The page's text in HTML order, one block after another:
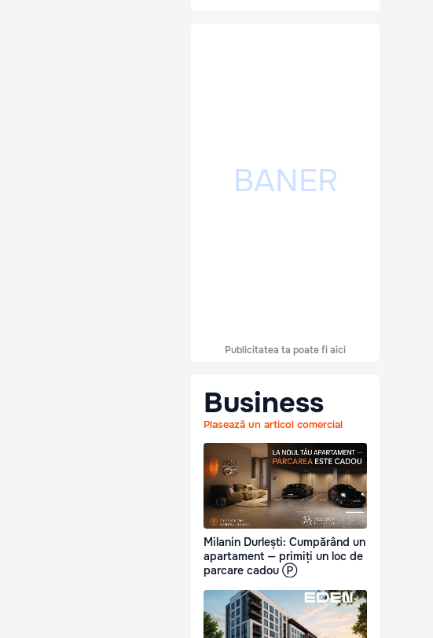
Publicitatea ta poate fi aici
Business
Plasează un articol comercial
Milanin Durlești: Cumpărând un
apartament — primiți un loc de
parcare cadou Ⓟ